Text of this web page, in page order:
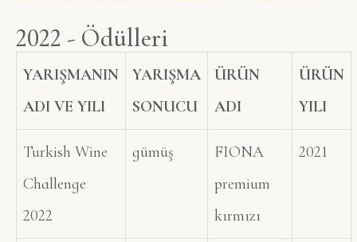
2022 - Ödülleri
YARIŞMANIN
ADI VE YILI
YARIŞMA
SONUCU
ÜRÜN
ADI
ÜRÜN
YILI
Turkish Wine
Challenge
2022
gümüş
FIONA
premium
kırmızı
2021